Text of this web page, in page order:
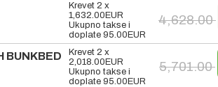
Krevet 2 x
1,632.00 EUR
Ukupno takse i
doplate 95.00 EUR
4,628.00
BUNKBED
Krevet 2 x
2,018.00 EUR
Ukupno takse i
doplate 95.00 EUR
5,701.00